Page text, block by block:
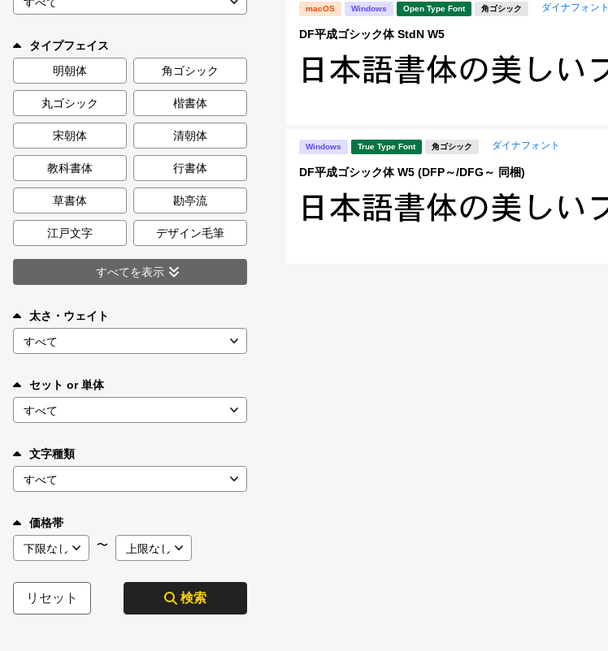
カート 0
マイページ
お気に入り
ご利用ガイド
お問い合わせ
タイプフェイス
明朝体
角ゴシック
丸ゴシック 楷書体
宋朝体 清朝体
教科書体 行書体
草書体 勘亭流
江戸文字 デザイン毛筆
すべてを表示
太さ・ウェイト
セット or 単体
文字種類
価格帯
〜
リセット 検索
macOS Windows Open Type Font 角ゴシック ダイナフォント
DF平成ゴシック体 StdN W5
Windows True Type Font 角ゴシック ダイナフォント
DF平成ゴシック体 W5 (DFP～/DFG～ 同梱)